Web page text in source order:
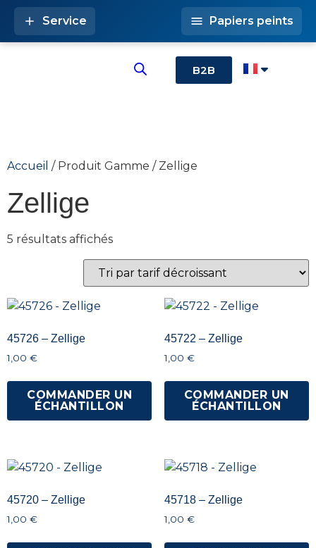
B2B
Service Papiers peints
Accueil / Produit Gamme / Zellige
Zellige
5 résultats affichés
45726 – Zellige
1,00 €
COMMANDER UN
ÉCHANTILLON
45722 – Zellige
1,00 €
COMMANDER UN
ÉCHANTILLON
45720 – Zellige
1,00 €
45718 – Zellige
1,00 €